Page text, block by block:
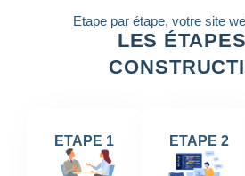
Etape par étape, votre site
LES
ETAPE 1 ETAPE 2